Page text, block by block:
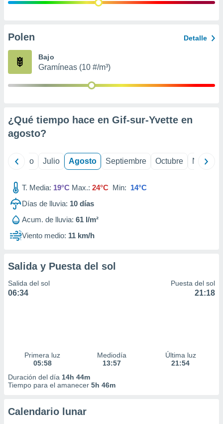
e
publicidad
Polen Detalle
Bajo
Gramíneas (10 #/m³)
¿Qué tiempo hace en Gif-sur-Yvette en
agosto?
Junio Julio Agosto Septiembre Octubre
T. Media: 19°C Max.: 24°C Min: 14°C
Días de lluvia: 10 días
Acum. de lluvia: 61 l/m²
Viento medio: 11 km/h
Salida y Puesta del sol
Salida del sol
06:34
Puesta del sol
21:18
Primera luz
05:58
Mediodía
13:57
Última luz
21:54
Duración del día 14h 44m
Tiempo para el amanecer 5h 46m
Calendario lunar